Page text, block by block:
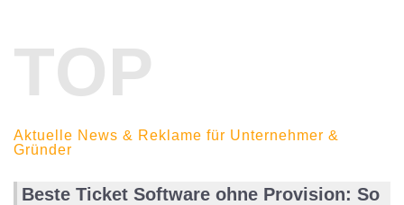
TOP
Aktuelle News & Reklame für Unternehmer &
Gründer
Beste Ticket Software ohne Provision: So